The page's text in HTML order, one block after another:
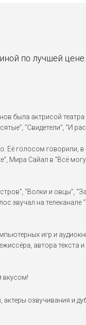
по лучшей
актрисой театра
“Свидетели”, “И
Её голосом говорили,
Мира Сайал в “Всё
“Волки и овцы”,
звучал на телеканале
игр и
автора текста
вкусом!
озвучивания и